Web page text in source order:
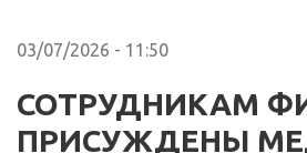
03/07/2026 - 11:50
СОТРУДНИКАМ
ПРИСУЖДЕНЫ